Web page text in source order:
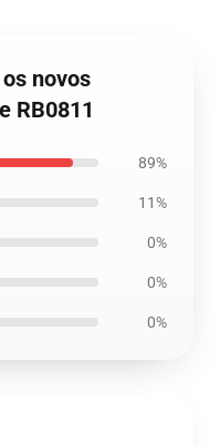
novos
RB0811
89%
11%
0%
0%
0%